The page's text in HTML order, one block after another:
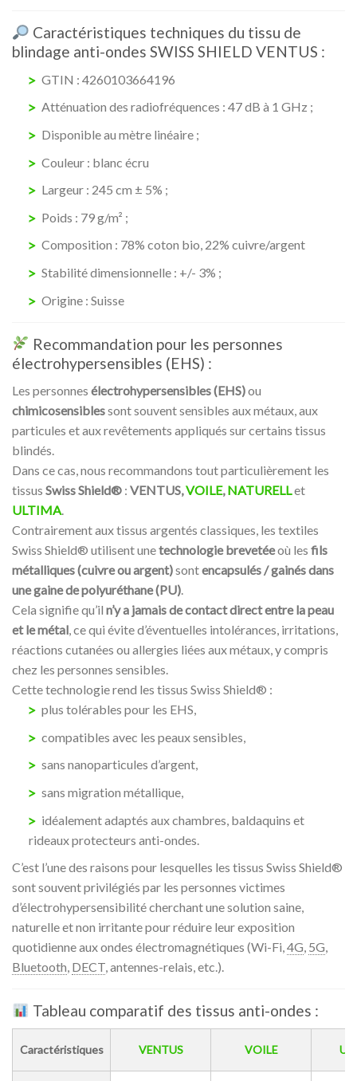
Caractéristiques techniques du tissu de
blindage anti-ondes SWISS SHIELD VENTUS :
GTIN : 4260103664196
Atténuation des radiofréquences : 47 dB à 1 GHz ;
Disponible au mètre linéaire ;
Couleur : blanc écru
Largeur : 245 cm ± 5% ;
Poids : 79 g/m² ;
Composition : 78% coton bio, 22% cuivre/argent
Stabilité dimensionnelle : +/- 3% ;
Origine : Suisse
Recommandation pour les personnes
électrohypersensibles (EHS) :
Les personnes électrohypersensibles (EHS)ou
chimicosensiblessont souvent sensibles aux métaux, aux
particules et aux revêtements appliqués sur certains tissus
blindés.
Dans ce cas, nous recommandons tout particulièrement les
tissus Swiss Shield® : VENTUS,VOILE,NATURELLet
ULTIMA.
Contrairement aux tissus argentés classiques, les textiles
Swiss Shield® utilisent unetechnologie brevetéeoù les fils
métalliques (cuivre ou argent)sontencapsulés / gainés dans
une gaine de polyuréthane (PU).
Cela signifie qu’il n’y a jamais de contact direct entre la peau
et le métal, ce qui évite d’éventuelles intolérances, irritations,
réactions cutanées ou allergies liées aux métaux, y compris
chez les personnes sensibles.
Cette technologie rend les tissus Swiss Shield® :
plus tolérables pour les EHS,
compatibles avec les peaux sensibles,
sans nanoparticules d’argent,
sans migration métallique,
idéalement adaptés aux chambres, baldaquins et
rideaux protecteurs anti-ondes.
C’est l’une des raisons pour lesquelles les tissus Swiss Shield®
sont souvent privilégiés par les personnes victimes
d’électrohypersensibilité cherchant une solution saine,
naturelle et non irritante pour réduire leur exposition
quotidienne aux ondes électromagnétiques (Wi-Fi,4G, 5G,
Bluetooth, DECT, antennes-relais, etc.).
Tableau comparatif des tissus anti-ondes :
Caractéristiques VENTUS VOILE